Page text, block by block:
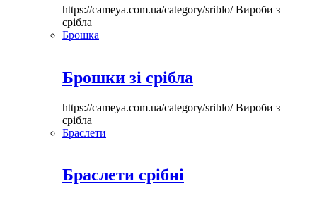
https://cameya.com.ua/category/sriblo/Вироби з
срібла
Брошка
Брошки зі срібла
https://cameya.com.ua/category/sriblo/Вироби з
срібла
Браслети
Браслети срібні